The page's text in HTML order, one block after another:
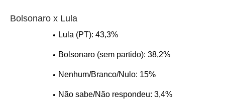
Bolsonaro x Lula
Lula (PT): 43,3%
Bolsonaro (sem partido): 38,2%
Nenhum/Branco/Nulo: 15%
Não sabe/Não respondeu: 3,4%